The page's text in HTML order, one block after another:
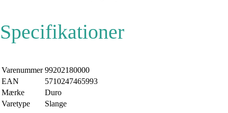
Specifikationer
Varenummer 99202180000
EAN
5710247465993
Mærke
Duro
Varetype
Slange